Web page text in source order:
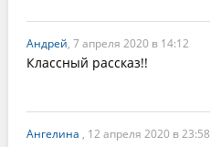
Андрей, 7 апреля 2020 в 14:12
Классный рассказ!!
Ангелина , 12 апреля 2020 в 23:58